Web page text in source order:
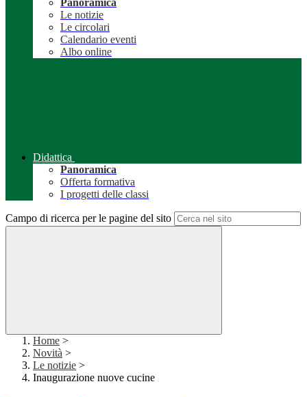
Panoramica
Le notizie
Le circolari
Calendario eventi
Albo online
Didattica
Panoramica
Offerta formativa
I progetti delle classi
Campo di ricerca per le pagine del sito
Home >
Novità >
Le notizie >
Inaugurazione nuove cucine